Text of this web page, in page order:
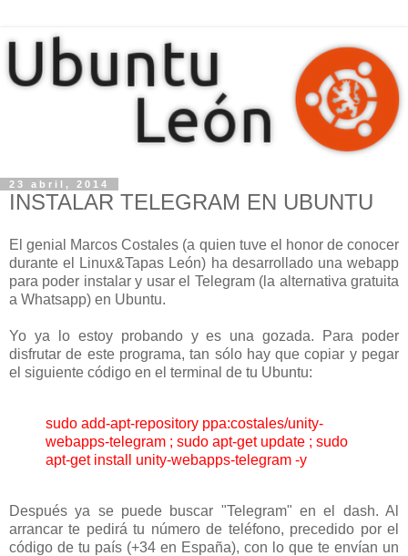
23 abril, 2014
INSTALAR TELEGRAM EN UBUNTU
El genial Marcos Costales (a quien tuve el honor de conocer
durante el Linux&Tapas León) ha desarrollado una webapp
para poder instalar y usar el Telegram (la alternativa gratuita
a Whatsapp) en Ubuntu.
Yo ya lo estoy probando y es una gozada. Para poder
disfrutar de este programa, tan sólo hay que copiar y pegar
el siguiente código en el terminal de tu Ubuntu:
sudo add-apt-repository ppa:costales/unity-
webapps-telegram ; sudo apt-get update ; sudo
apt-get install unity-webapps-telegram -y
Después ya se puede buscar "Telegram" en el dash. Al
arrancar te pedirá tu número de teléfono, precedido por el
código de tu país (+34 en España), con lo que te envían un